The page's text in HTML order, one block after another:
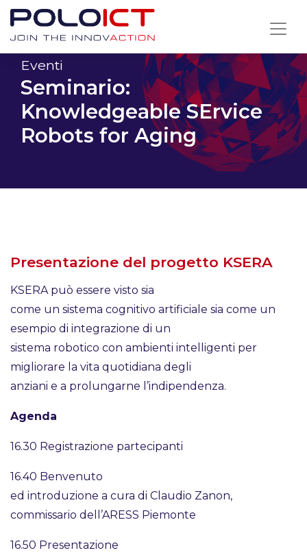
Skip
contentEventi
Seminario:
Knowledgeable SErvice
Robots for Aging
Presentazione del progetto KSERA
KSERA può essere visto sia
come un sistema cognitivo artificiale sia come un
esempio di integrazione di un
sistema robotico con ambienti intelligenti per
migliorare la vita quotidiana degli
anziani e a prolungarne l’indipendenza.
Agenda
16.30 Registrazione partecipanti
16.40 Benvenuto
ed introduzione a cura di Claudio Zanon,
commissario dell’ARESS Piemonte
16.50 Presentazione